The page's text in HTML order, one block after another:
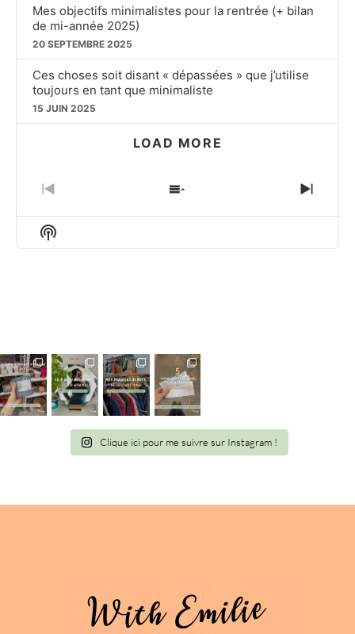
Mes objectifs minimalistes pour la rentrée (+ bilan
de mi-année 2025)
20 SEPTEMBRE 2025
Ces choses soit disant « dépassées » que j’utilise
toujours en tant que minimaliste
15 JUIN 2025
LOAD MORE
PREVIOUS
EPISODE
SHOW
EPISODES
NEXT
Show
Podcast
Clique ici pour me suivre sur Instagram !